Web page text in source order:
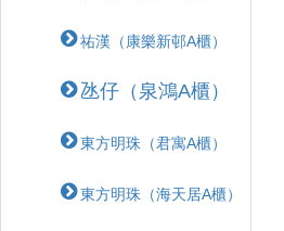
祐漢（康樂新邨A櫃）
氹仔（泉鴻A櫃）
東方明珠（君寓A櫃）
東方明珠（海天居A櫃）